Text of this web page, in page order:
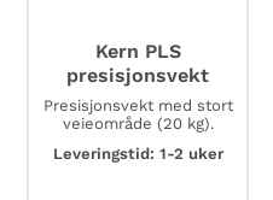
Kern PLS
presisjonsvekt
Presisjonsvekt med stort
veieområde (20 kg).
Leveringstid: 1-2 uker